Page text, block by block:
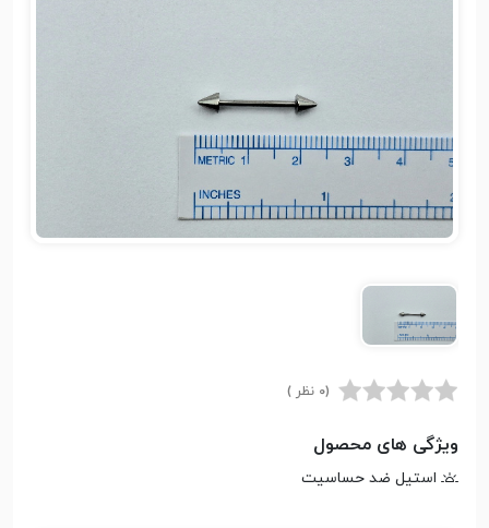
(0 نظر )
ویژگی های محصول
استیل ضد حساسیت